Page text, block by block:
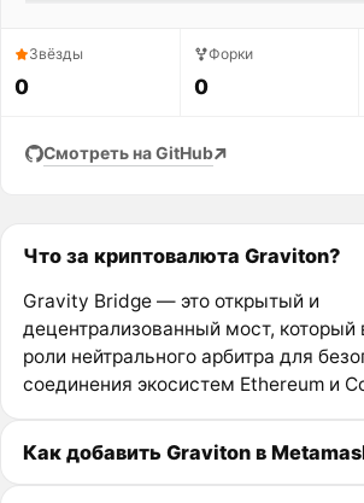
Звёзды
0
Форки
0
Смотреть на GitHub
Что за криптовалюта Graviton?
Gravity Bridge — это открытый и
децентрализованный мост, который
роли нейтрального арбитра для
соединения экосистем Ethereum и
Как добавить Graviton в